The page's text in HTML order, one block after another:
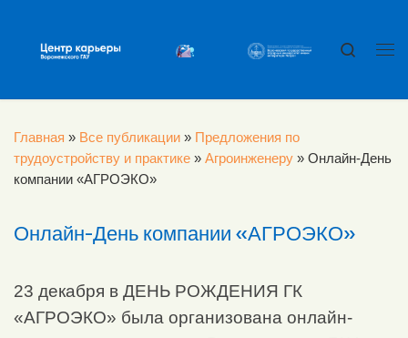
Search
Главная » Все публикации » Предложения по
трудоустройству и практике » Агроинженеру » Онлайн-День
компании «АГРОЭКО»
Онлайн-День компании «АГРОЭКО»
23 декабря в ДЕНЬ РОЖДЕНИЯ ГК
«АГРОЭКО» была организована онлайн-